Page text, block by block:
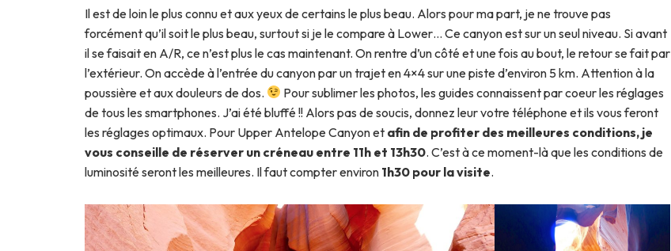
Il est de loin le plus connu et aux yeux de certains le plus beau. Alors pour ma part, je ne trouve pas
forcément qu’il soit le plus beau, surtout si je le compare à Lower… Ce canyon est sur un seul niveau. Si avant
il se faisait en A/R, ce n’est plus le cas maintenant. On rentre d’un côté et une fois au bout, le retour se fait par
l’extérieur. On accède à l’entrée du canyon par un trajet en 4×4 sur une piste d’environ 5 km. Attention à la
poussière et aux douleurs de dos.
Pour sublimer les photos, les guides connaissent par coeur les réglages
de tous les smartphones. J’ai été bluffé !! Alors pas de soucis, donnez leur votre téléphone et ils vous feront
les réglages optimaux. Pour Upper Antelope Canyon et afin de profiter des meilleures conditions, je
vous conseille de réserver un créneau entre 11h et 13h30. C’est à ce moment-là que les conditions de
luminosité seront les meilleures. Il faut compter environ 1h30 pour la visite.